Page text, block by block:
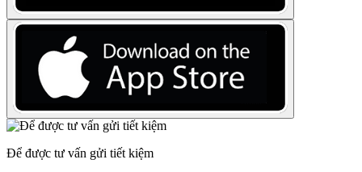
Để được tư vấn gửi tiết kiệm